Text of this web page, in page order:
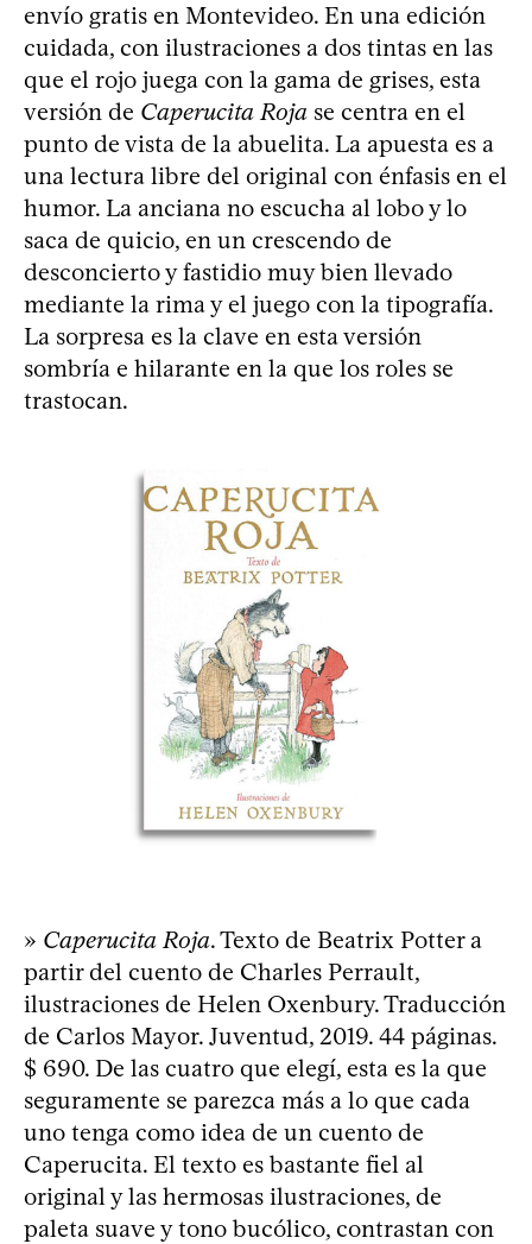
envío gratis en Montevideo. En una edición
cuidada, con ilustraciones a dos tintas en las
que el rojo juega con la gama de grises, esta
versión de Caperucita Roja se centra en el
punto de vista de la abuelita. La apuesta es a
una lectura libre del original con énfasis en el
humor. La anciana no escucha al lobo y lo
saca de quicio, en un crescendo de
desconcierto y fastidio muy bien llevado
mediante la rima y el juego con la tipografía.
La sorpresa es la clave en esta versión
sombría e hilarante en la que los roles se
trastocan.
» Caperucita Roja. Texto de Beatrix Potter a
partir del cuento de Charles Perrault,
ilustraciones de Helen Oxenbury. Traducción
de Carlos Mayor. Juventud, 2019. 44 páginas.
$ 690. De las cuatro que elegí, esta es la que
seguramente se parezca más a lo que cada
uno tenga como idea de un cuento de
Caperucita. El texto es bastante fiel al
original y las hermosas ilustraciones, de
paleta suave y tono bucólico, contrastan con